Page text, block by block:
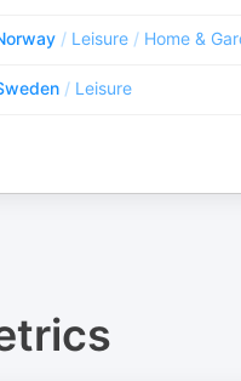
/ Leisure / Home &
/ Leisure